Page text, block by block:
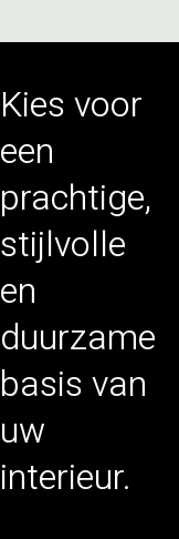
Kies voor
een
prachtige,
stijlvolle
en
duurzame
basis van
uw
interieur.